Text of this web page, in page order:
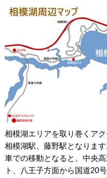
相模湖エリアを取り巻くア
相模湖駅、藤野駅となります
車での移動となると、中央
ト、八王子方面から国道20